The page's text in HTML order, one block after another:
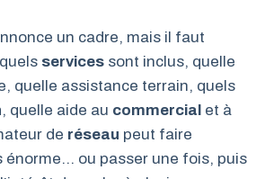
un cadre, mais il faut
services sont inclus, quelle
quelle assistance terrain, quels
, quelle aide au commercial et à
de réseau peut faire
énorme… ou passer une fois, puis